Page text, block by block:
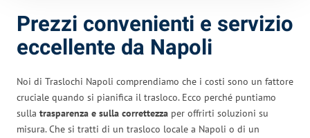
Prezzi convenienti e servizio
eccellente da Napoli
Noi di Traslochi Napoli comprendiamo che i costi sono un fattore
cruciale quando si pianifica il trasloco. Ecco perché puntiamo
sulla trasparenza e sulla correttezza per offrirti soluzioni su
misura. Che si tratti di un trasloco locale a Napoli o di un